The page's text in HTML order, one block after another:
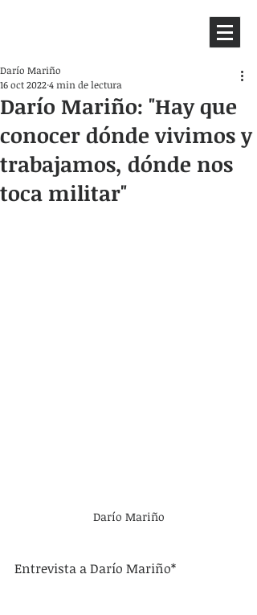
Darío Mariño: "Hay que
conocer dónde vivimos y
trabajamos, dónde nos
toca militar"
Darío Mariño
16 oct 20224 min de lectura
Darío Mariño
Entrevista a Darío Mariño*